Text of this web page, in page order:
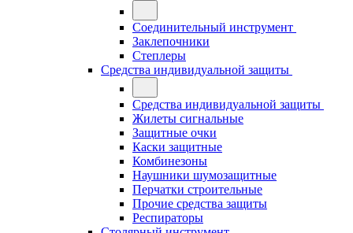
Соединительный инструмент
Заклепочники
Степлеры
Средства индивидуальной защиты
Средства индивидуальной защиты
Жилеты сигнальные
Защитные очки
Каски защитные
Комбинезоны
Наушники шумозащитные
Перчатки строительные
Прочие средства защиты
Респираторы